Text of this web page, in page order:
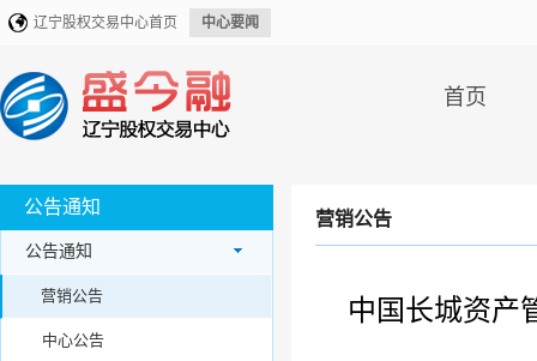
辽宁股权交易中心首页 中心要闻
首页
公告通知
公告通知
营销公告
中心公告
营销公告
中国长城资产